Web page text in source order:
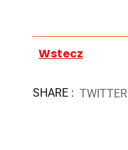
Wstecz
SHARE : TWITTER